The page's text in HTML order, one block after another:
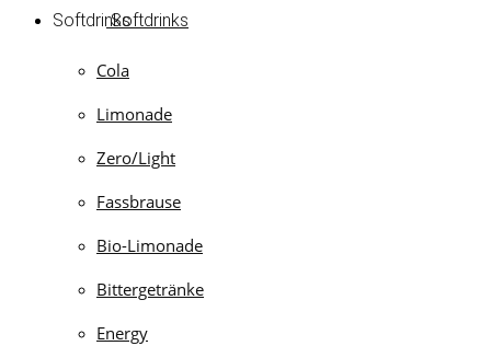
Softdrinks
Cola
Limonade
Zero/Light
Fassbrause
Bio-Limonade
Bittergetränke
Energy